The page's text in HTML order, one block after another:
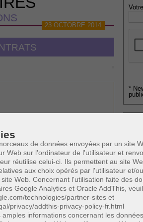
de données envoyées par un site
Web sur l'ordinateur de l'utilisateur et
réutilise celui-ci. Ils permettent au site
aux choix opérés par l'utilisateur et/
Web. Concernant l'utilisation faite des
Google Analytics et Oracle AddThis,
technologies/partner-sites et
privacy/addthis-privacy-policy-fr.html
informations concernant les données
23 OCTOBRE 2014
Cette page a été vue0fois
dont0 le mois dernier.
INTERESSER:
*